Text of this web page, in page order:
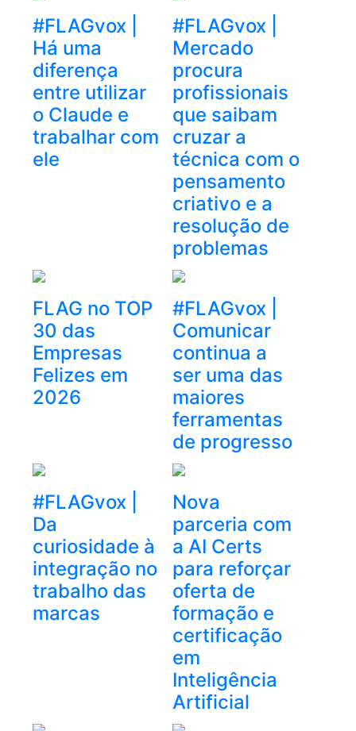
#FLAGvox |
Há uma
diferença
entre utilizar
o Claude e
trabalhar com
ele
#FLAGvox |
Mercado
procura
profissionais
que saibam
cruzar a
técnica com o
pensamento
criativo e a
resolução de
problemas
FLAG no TOP
30 das
Empresas
Felizes em
2026
#FLAGvox |
Comunicar
continua a
ser uma das
maiores
ferramentas
de progresso
#FLAGvox |
Da
curiosidade à
integração no
trabalho das
marcas
Nova
parceria com
a AI Certs
para reforçar
oferta de
formação e
certificação
em
Inteligência
Artificial